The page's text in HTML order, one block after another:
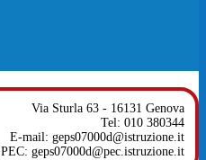
Via Sturla 63 - 16131 Genova
Tel: 010 380344
E-mail: geps07000d@istruzione.it
PEC: geps07000d@pec.istruzione.it